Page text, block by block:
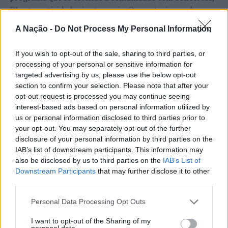
A Nação - Do Not Process My Personal Information
If you wish to opt-out of the sale, sharing to third parties, or
processing of your personal or sensitive information for
targeted advertising by us, please use the below opt-out
section to confirm your selection. Please note that after your
opt-out request is processed you may continue seeing
interest-based ads based on personal information utilized by
us or personal information disclosed to third parties prior to
your opt-out. You may separately opt-out of the further
disclosure of your personal information by third parties on the
IAB’s list of downstream participants. This information may
also be disclosed by us to third parties on the IAB’s List of
Downstream Participants that may further disclose it to other
Personal Data Processing Opt Outs
I want to opt-out of the Sharing of my
Mandim, que incentivam a partilha, reflexão, conversa e
trocas de informação e experiências sobre a doença e
tratamentos.
Mas, o que é a Fibromialgia?
Segundo a Sociedade Portuguesa de Reumatologia, a
Fibromialgia caracteriza-se “por queixas dolorosas
neuromusculares difusas […] acompanham também as
dores a fadiga, as perturbações do sono e os distúrbios
emocionais”.
A Fibromialgia foi reconhecida pela Organização
Mundial de Saúde em 1992, com o código CID 10 –
M79.7. Em Portugal foi reconhecida, em 2003 pela
Norma nº 017/2016 – 27/12/2016 –
Atualização 13/07/2017 – Abordagem Diagnóstica
DJ sets e atividades junto ao rio. O evento é uma das
etapas do Nortada Ocean Rides, circuito que em 2026
passa também por Sines, Peniche, Viana do Castelo, Vila
A iniciativa pretende aproximar a prática dos desportos
de vento das comunidades costeiras, promovendo o
território através do mar e das suas condições naturais.
Nas palavras de Pedro Mota, De todas as etapas do
Nortada Ocean Rides, este evento é o que mais precisa
da “nortada” como apoio, porque sem vento não há
kitesurf.
A presença da Nortada vai mais uma vez, alem da
competição. O que queremos é fazer parte deste
movimento que promove o encontro entre atletas,
visitantes e a comunidade local. Que a marca Nortada
valorizando o património natural e a relação de
CONTINUAR A LER
ATUALIDADE
Cinco projetos de Cascais finalistas
em iniciativa europeia
Publicado 1 dia atrás on
05/08/2026
Por Ígor Lopes
Awards,” a 30 de outubro de 2026, no Centro de